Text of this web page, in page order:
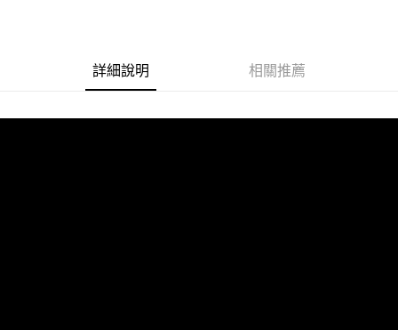
詳細說明 相關推薦